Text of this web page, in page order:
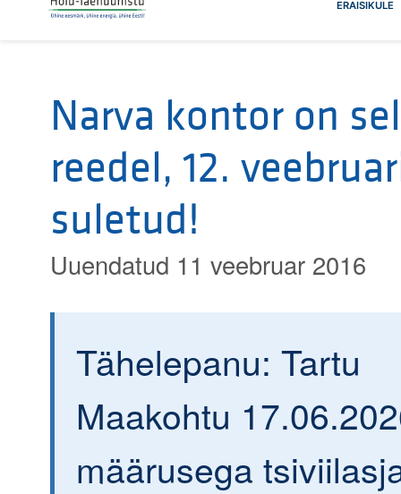
ERAISIKULE
Narva kontor on
reedel, 12.
suletud!
Uuendatud 11 veebruar 2016
Tähelepanu: Tartu
Maakohtu
määrusega